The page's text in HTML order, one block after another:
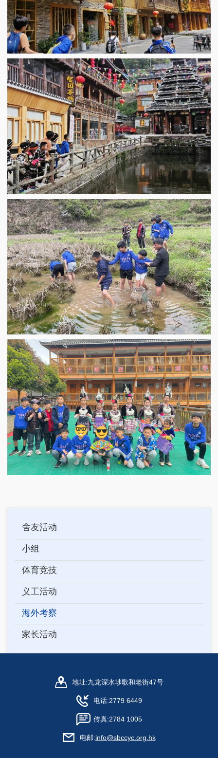
navigation
舍友活动
小组
体育竞技
义工活动
海外考察
家长活动
地址:九龙深水埗歌和老街47号
电话:2779 6449
传真:2784 1005
电邮:info@sbccyc.org.hk